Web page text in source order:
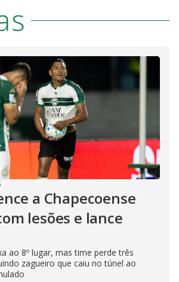
a Chapecoense
lesões e lance
ao 8º lugar, mas time perde três
zagueiro que caiu no túnel ao